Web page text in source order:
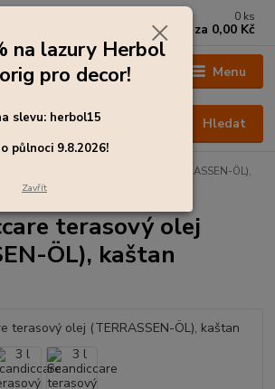
Menu
Hledat
0 ks
za 0,00 Kč
3 l Scandiccare terasový olej (TERRASSEN-ÖL),
terasový olej
ÖL), kaštan
na lazury Herbol
pro decor!
slevu: herbol15
půlnoci 9.8.2026!
Zavřít